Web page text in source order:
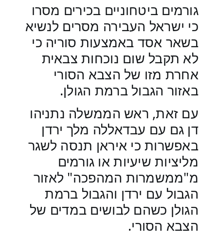
גורמים ביטחוניים בכירים מסרו
כי ישראל העבירה מסרים לנשיא
בשאר אסד באמצעות סוריה כי
לא תקבל שום נוכחות צבאית
אחרת מזו של הצבא הסורי
באזור הגבול ברמת הגולן.
עם זאת, ראש הממשלה נתניהו
דן גם עם עבדאללה מלך ירדן
באפשרות כי איראן תנסה לשגר
מליציות שיעיות או גורמים
מ"ממשמרות המהפכה" לאזור
הגבול עם ירדן והגבול ברמת
הגולן כשהם לבושים במדים של
הצבא הסורי.